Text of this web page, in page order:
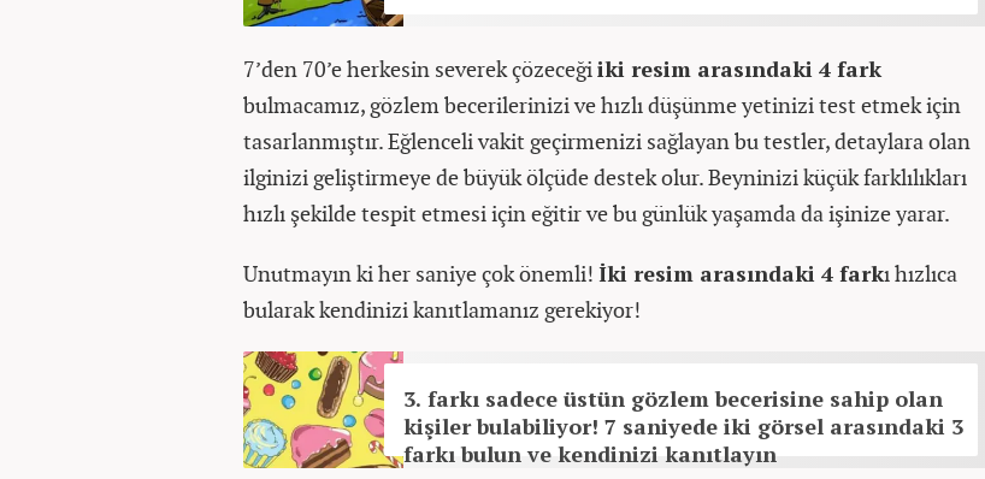
7’den 70’e herkesin severek çözeceğiiki resim arasındaki 4 fark
bulmacamız, gözlem becerilerinizi ve hızlı düşünme yetinizi test etmek için
tasarlanmıştır. Eğlenceli vakit geçirmenizi sağlayan bu testler, detaylara olan
ilginizi geliştirmeye de büyük ölçüde destek olur. Beyninizi küçük farklılıkları
hızlı şekilde tespit etmesi için eğitir ve bu günlük yaşamda da işinize yarar.
Unutmayın ki her saniye çok önemli! İki resim arasındaki 4 farkı hızlıca
bularak kendinizi kanıtlamanız gerekiyor!
3. farkı sadece üstün gözlem becerisine sahip olan
kişiler bulabiliyor! 7 saniyede iki görsel arasındaki 3
farkı bulun ve kendinizi kanıtlayın